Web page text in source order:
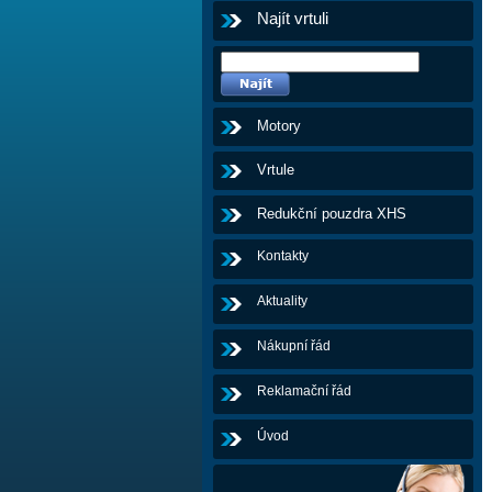
Najít vrtuli
Motory
Vrtule
Redukční pouzdra XHS
Kontakty
Aktuality
Nákupní řád
Reklamační řád
Úvod